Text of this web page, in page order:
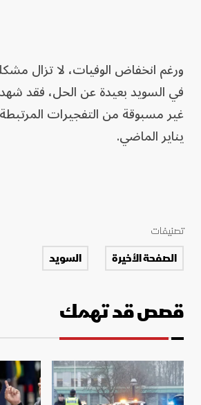
ورغم انخفاض الوفيات، لا تزال
في السويد بعيدة عن الحل، فقد
غير مسبوقة من التفجيرات
يناير الماضي.
تصنيفات
الصفحة الأخيرة السويد
قصص قد تهمك